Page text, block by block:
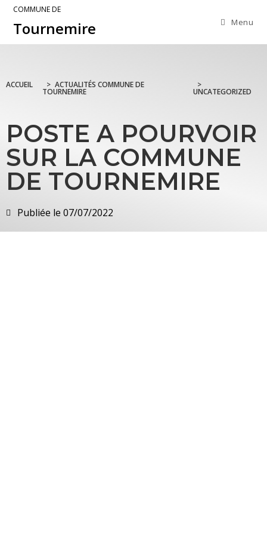
COMMUNE DE
Tournemire Menu
ACCUEIL > ACTUALITÉS COMMUNE DE
TOURNEMIRE
>
UNCATEGORIZED
POSTE A POURVOIR
SUR LA COMMUNE
DE TOURNEMIRE
Publiée le 07/07/2022